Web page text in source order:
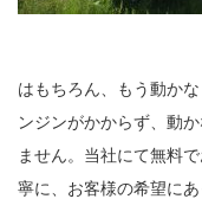
はもちろん、もう動か
ンジンがかからず、動
ません。当社にて無料
寧に、お客様の希望に